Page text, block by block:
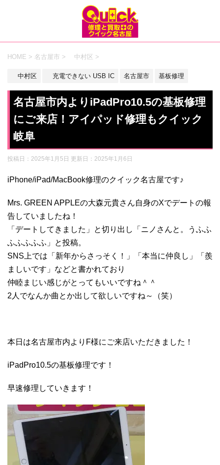
HOME > 名古屋市 > 中村区 >
中村区 充電できない USB IC 名古屋市 基板修理
名古屋市内よりiPadPro10.5の基板修理
にご来店！アイパッド修理もクイック
岐阜
投稿日：2025年1月5日 更新日： 2025年1月6日
iPhone/iPad/MacBook修理のクイック名古屋です♪
Mrs. GREEN APPLEの大森元貴さん自身のXでデートの報
告していましたね！
「デートしてきました」と切り出し「ニノさんと。うふふ
ふふふふふ」と投稿。
SNS上では「新年からさっそく！」「本当に仲良し」「羨
ましいです」などと書かれており
仲睦まじい感じがとってもいいですね＾＾
2人でなんか曲とか出して欲しいですね～（笑）
本日は名古屋市内よりF様にご来店いただきました！
iPadPro10.5の基板修理です！
早速修理していきます！